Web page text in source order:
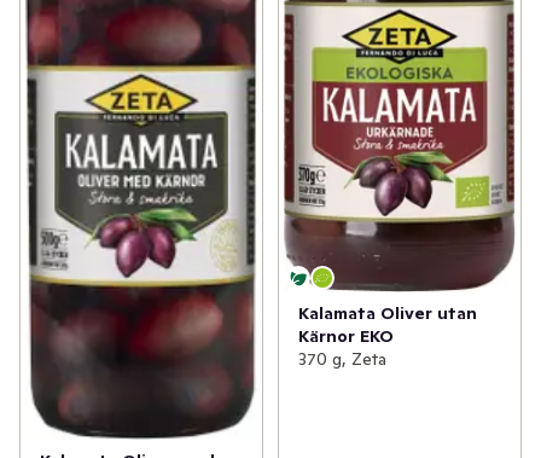
Kalamata Oliver utan
Kärnor EKO
370 g, Zeta